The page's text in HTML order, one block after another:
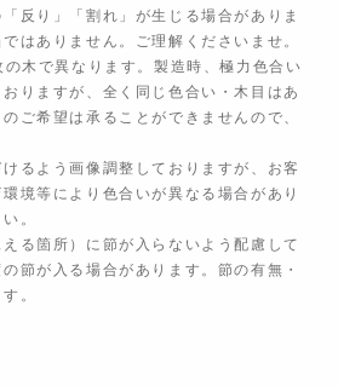
反り」「割れ」が生じる場合がありま
はありません。ご理解くださいませ。
木で異なります。製造時、極力色合い
りますが、全く同じ色合い・木目はあ
ご希望は承ることができませんので、
るよう画像調整しておりますが、お客
境等により色合いが異なる場合があり
。
る箇所）に節が入らないよう配慮して
節が入る場合があります。節の有無・
。